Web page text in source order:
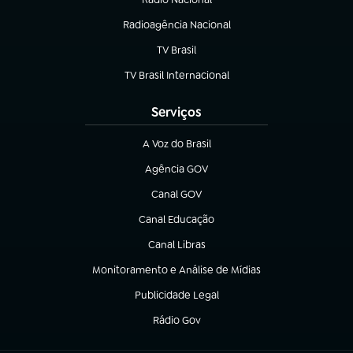
Radioagência Nacional
(abre em nova aba)
TV Brasil
(abre em nova aba)
TV Brasil Internacional
(abre em nova aba)
Serviços
A Voz do Brasil
(abre em nova aba)
Agência GOV
(abre em nova aba)
Canal GOV
(abre em nova aba)
Canal Educação
(abre em nova aba)
Canal Libras
(abre em nova aba)
Monitoramento e Análise de Mídias
(abre em nova aba)
Publicidade Legal
(abre em nova aba)
Rádio Gov
(abre em nova aba)